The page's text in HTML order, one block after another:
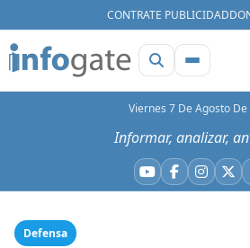
CONTRATE PUBLICIDAD
Viernes 7 De Agosto De
Informar, analizar,
YouTube
Facebook
X
Defensa